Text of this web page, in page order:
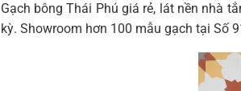
Gạch bông Thái Phú giá rẻ, lát nền nhà
kỳ. Showroom hơn 100 mẫu gạch tại Số